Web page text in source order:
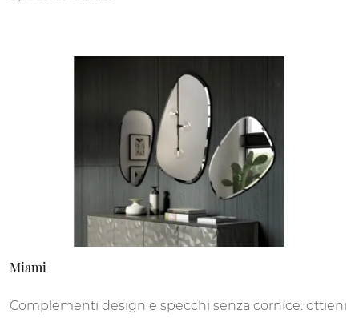
Miami
Complementi design e specchi senza cornice: ottieni